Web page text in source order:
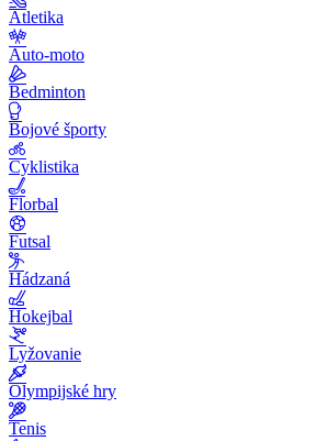
Atletika
Auto-moto
Bedminton
Bojové športy
Cyklistika
Florbal
Futsal
Hádzaná
Hokejbal
Lyžovanie
Olympijské hry
Tenis